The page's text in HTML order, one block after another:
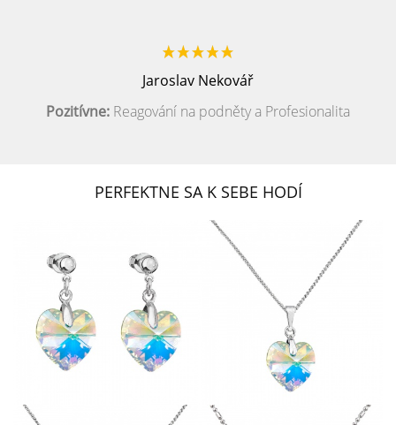
Jaroslav Nekovář
Pozitívne: Reagování na podněty a Profesionalita
PERFEKTNE SA K SEBE HODÍ